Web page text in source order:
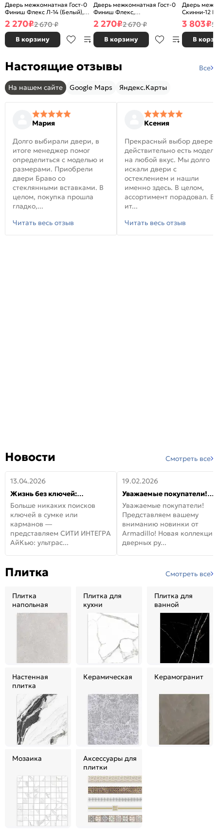
Дверь межкомнатная Гост-0
Финиш Флекс Л-14 (Белый),
глухая, каркасно-щитовая
2 270₽2 670 ₽
В корзину
Дверь межкомнатная Гост-0
Финиш Флекс,
Ламинированные Л-11
(ИталОрех), глухая, каркасно-
щитовая
2 270₽2 670 ₽
В корзину
Дверь
Скинни-12
глухая,
3 803₽5
В
Настоящие отзывы Все
На нашем сайте Google Maps Яндекс.Карты
Мария
Долго выбирали двери, в
итоге менеджер помог
определиться с моделью и
размерами. Приобрели
двери Браво со
стеклянными вставками. В
целом, покупка прошла
гладко,...
Читать весь отзыв
Ксения
Прекрасный выбор
действительно есть модели
на любой вкус. Мы долго
искали двери с
остеклением и нашли
именно здесь. В целом,
ассортимент порадовал. В
ит...
Читать весь отзыв
Новости Смотреть все
13.04.2026
Жизнь без ключей:
встречайте новую дверь
СИТИ ИНТЕГРА АйКью!
Больше никаких поисков
ключей в сумке или
карманов —
представляем СИТИ ИНТЕГРА
АйКью: ультрас...
19.02.2026
Уважаемые покупатели!
Представляем вашему
вниманию новинки от
Armadillo!
Уважаемые покупатели!
Представляем вашему
вниманию новинки от
Armadillo! Новая коллекция
дверных ру...
Плитка Смотреть все
Плитка
напольная
Плитка для
кухни
Плитка для
ванной
Настенная
плитка
Керамическая Керамогранит
Мозаика
Аксессуары для
плитки